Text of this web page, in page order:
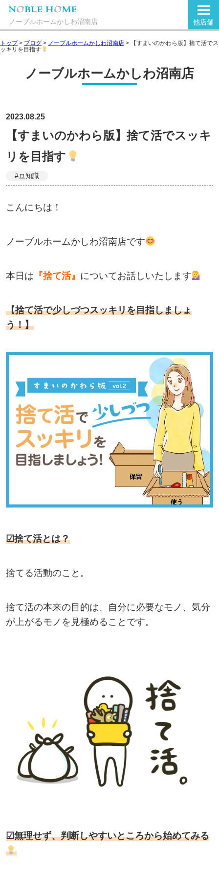
ノーブルホームかしわ沼南店 他店舗
トップ> ブログ > ノーブルホームかしわ沼南店 >
【すまいのかわら版】捨て活でス
ッキリを目指す
ノーブルホームかしわ沼南店
2023.08.25
【すまいのかわら版】捨て活でスッキ
リを目指す
#豆知識
こんにちは！
ノーブルホームかしわ沼南店です
本日は 『捨て活』 についてお話しいたします
【捨て活で少しづつスッキリを目指しましょ
う！】
☑捨て活とは？
捨てる活動のこと。
捨て活の本来の目的は、自分に必要なモノ、気分
が上がるモノを見極めることです。
☑無理せず、判断しやすいところから始めてみる